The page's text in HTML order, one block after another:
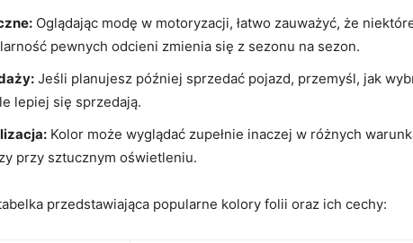
Oglądając modę w motoryzacji, łatwo zauważyć, że
pewnych odcieni zmienia się z sezonu na sezon.
Jeśli planujesz później sprzedać pojazd, przemyśl, jak
lepiej się sprzedają.
Kolor może wyglądać zupełnie inaczej w różnych
przy sztucznym oświetleniu.
przedstawiająca popularne kolory folii oraz ich cechy: